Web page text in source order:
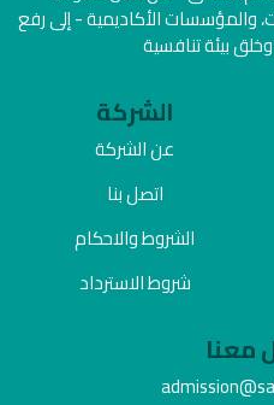
والمؤسسات الأكاديمية - إلى رفع
بيئة تنافسية
الشركة
عن الشركة
اتصل بنا
الشروط والاحكام
شروط الاسترداد
معنا